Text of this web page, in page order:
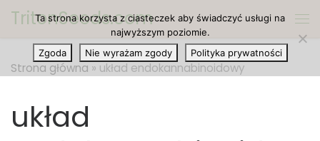
Przejdź do treści
TritonSeeds.com
Strona główna » układ endokannabinoidowy
układ
Ta strona korzysta z ciasteczek aby świadczyć usługi na
najwyższym poziomie.
Zgoda
Nie wyrażam zgody Polityka prywatności